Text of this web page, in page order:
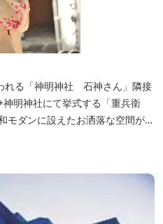
れる「神明神社 石神さん」隣接
明神社にて挙式する「重兵衛
モダンに設えたお洒落な空間が女